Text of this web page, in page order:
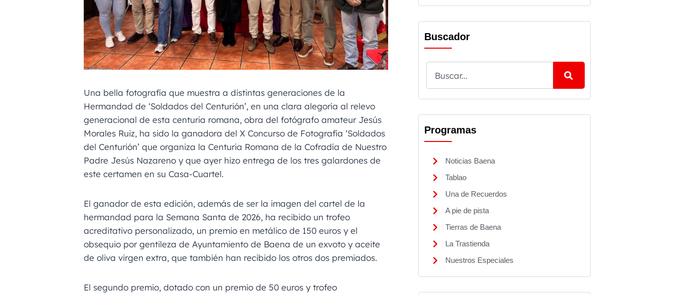
Una bella fotografía que muestra a distintas generaciones de la
Hermandad de ‘Soldados del Centurión’, en una clara alegoría al relevo
generacional de esta centuria romana, obra del fotógrafo amateur Jesús
Morales Ruiz, ha sido la ganadora del X Concurso de Fotografía ‘Soldados
del Centurión’ que organiza la Centuria Romana de la Cofradía de Nuestro
Padre Jesús Nazareno y que ayer hizo entrega de los tres galardones de
este certamen en su Casa-Cuartel.
El ganador de esta edición, además de ser la imagen del cartel de la
hermandad para la Semana Santa de 2026, ha recibido un trofeo
acreditativo personalizado, un premio en metálico de 150 euros y el
obsequio por gentileza de Ayuntamiento de Baena de un exvoto y aceite
de oliva virgen extra, que también han recibido los otros dos premiados.
El segundo premio, dotado con un premio de 50 euros y trofeo
Buscador
Programas
Noticias Baena
Tablao
Una de Recuerdos
A pie de pista
Tierras de Baena
La Trastienda
Nuestros Especiales